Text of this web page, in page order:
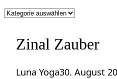
Kategorien
Zinal Zauber
Luna Yoga30. August